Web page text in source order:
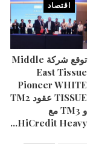
اقتصاد
توقع شركة Middle
East Tissue
Pioneer WHITE
TISSUE عقود TM2
و TM3 مع
HiCredit Heavy…